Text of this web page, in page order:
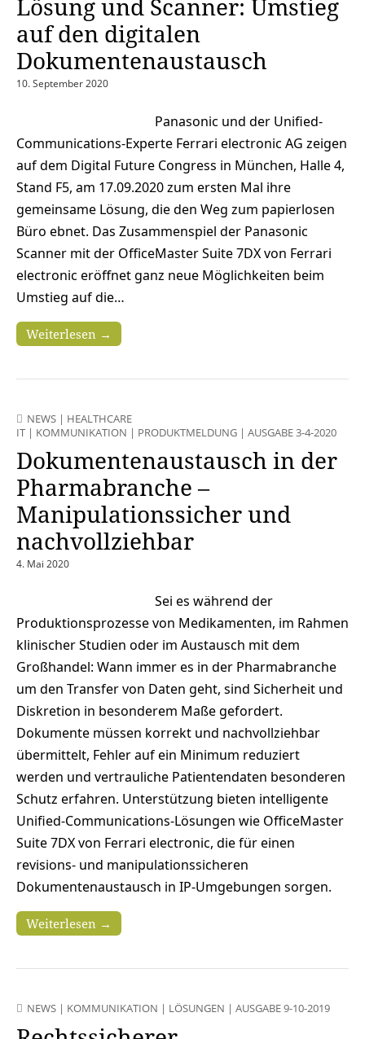
auf den digitalen
Dokumentenaustausch
10. September 2020
Panasonic und der Unified-
Communications-Experte Ferrari electronic AG zeigen
auf dem Digital Future Congress in München, Halle 4,
Stand F5, am 17.09.2020 zum ersten Mal ihre
gemeinsame Lösung, die den Weg zum papierlosen
Büro ebnet. Das Zusammenspiel der Panasonic
Scanner mit der OfficeMaster Suite 7DX von Ferrari
electronic eröffnet ganz neue Möglichkeiten beim
Umstieg auf die…
Weiterlesen →
NEWS | HEALTHCARE
IT | KOMMUNIKATION | PRODUKTMELDUNG | AUSGABE 3-4-2020
Dokumentenaustausch in der
Pharmabranche –
Manipulationssicher und
nachvollziehbar
4. Mai 2020
Sei es während der
Produktionsprozesse von Medikamenten, im Rahmen
klinischer Studien oder im Austausch mit dem
Großhandel: Wann immer es in der Pharmabranche
um den Transfer von Daten geht, sind Sicherheit und
Diskretion in besonderem Maße gefordert.
Dokumente müssen korrekt und nachvollziehbar
übermittelt, Fehler auf ein Minimum reduziert
werden und vertrauliche Patientendaten besonderen
Schutz erfahren. Unterstützung bieten intelligente
Unified-Communications-Lösungen wie OfficeMaster
Suite 7DX von Ferrari electronic, die für einen
revisions- und manipulationssicheren
Dokumentenaustausch in IP-Umgebungen sorgen.
Weiterlesen →
NEWS | KOMMUNIKATION | LÖSUNGEN | AUSGABE 9-10-2019